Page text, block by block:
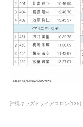
沖縄キッズトライアスロン(135)